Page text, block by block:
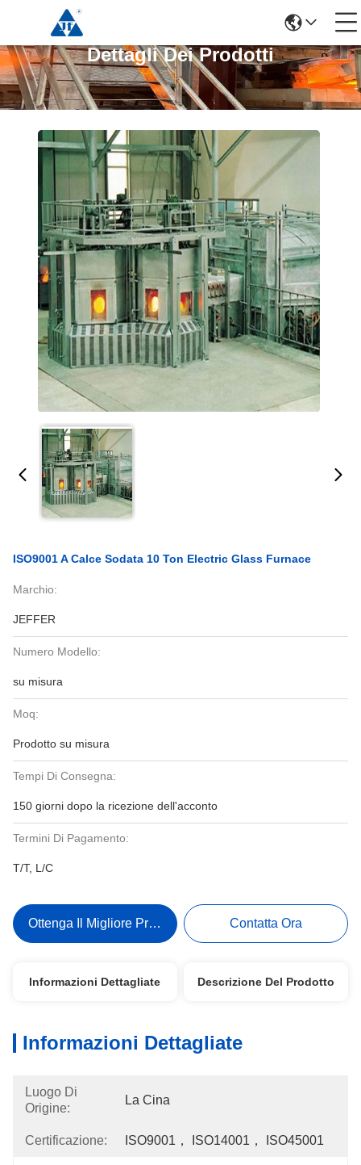
Dettagli Dei Prodotti
ISO9001 A Calce Sodata 10 Ton Electric Glass Furnace
Marchio:
JEFFER
Numero Modello:
su misura
Moq:
Prodotto su misura
Tempi Di Consegna:
150 giorni dopo la ricezione dell'acconto
Termini Di Pagamento:
T/T, L/C
Ottenga Il Migliore Prezzo Contatta Ora
Informazioni Dettagliate Descrizione Del Prodotto
Informazioni Dettagliate
Luogo Di
Origine:
La Cina
Certificazione: ISO9001， ISO14001， ISO45001